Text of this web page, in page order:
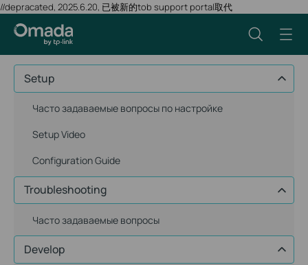
//depracated, 2025.6.20, 已被新的tob support portal取代
Setup
Часто задаваемые вопросы по настройке
Setup Video
Configuration Guide
Troubleshooting
Часто задаваемые вопросы
Develop